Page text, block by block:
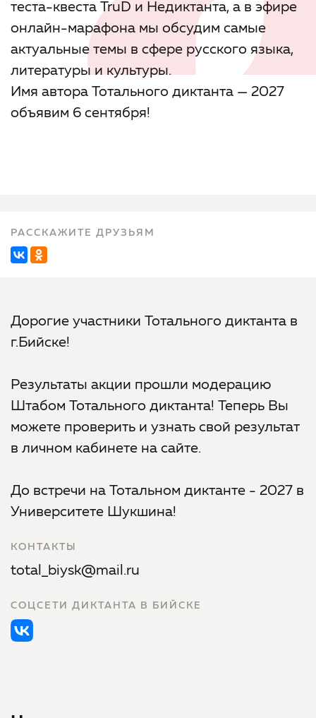
теста-квеста TruD и Недиктанта, а в эфире
онлайн-марафона мы обсудим самые
актуальные темы в сфере русского языка,
литературы и культуры.
Имя автора Тотального диктанта — 2027
объявим 6 сентября!
РАССКАЖИТЕ ДРУЗЬЯМ
Дорогие участники Тотального диктанта в
г.Бийске!
Результаты акции прошли модерацию
Штабом Тотального диктанта! Теперь Вы
можете проверить и узнать свой результат
в личном кабинете на сайте.
До встречи на Тотальном диктанте - 2027 в
Университете Шукшина!
КОНТАКТЫ
total_biysk@mail.ru
СОЦСЕТИ ДИКТАНТА В БИЙСКЕ